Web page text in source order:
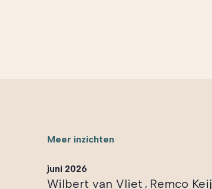
Meer inzichten
juni 2026
Wilbert van Vliet , Remco Keij